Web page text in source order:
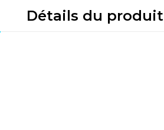
Détails du produit